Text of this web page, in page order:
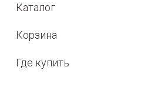
Каталог
Корзина
Где купить